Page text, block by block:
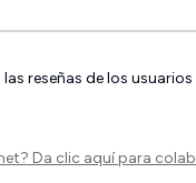
reseñas de los
Da clic aquípara